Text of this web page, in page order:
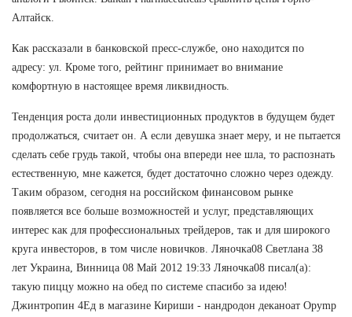
Алтайск.
Как рассказали в банковской пресс-службе, оно находится по
адресу: ул. Кроме того, рейтинг принимает во внимание
комфортную в настоящее время ликвидность.
Тенденция роста доли инвестиционных продуктов в будущем будет
продолжаться, считает он. А если девушка знает меру, и не пытается
сделать себе грудь такой, чтобы она впереди нее шла, то распознать
естественную, мне кажется, будет достаточно сложно через одежду.
Таким образом, сегодня на российском финансовом рынке
появляется все больше возможностей и услуг, представляющих
интерес как для профессиональных трейдеров, так и для широкого
круга инвесторов, в том числе новичков. Ляночка08 Светлана 38
лет Украина, Винница 08 Май 2012 19:33 Ляночка08 писал(а):
такую пиццу можно на обед по системе спасибо за идею!
Джинтропин 4Ед в магазине Кириши - нандродон деканоат Opymp